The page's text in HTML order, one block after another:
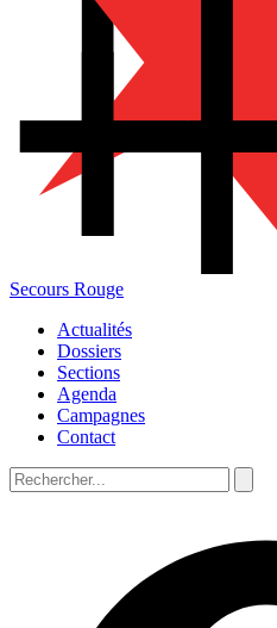
Secours Rouge
Actualités
Dossiers
Sections
Agenda
Campagnes
Contact